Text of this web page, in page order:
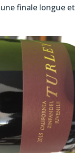
finale longue et